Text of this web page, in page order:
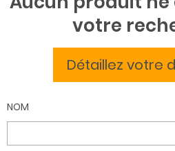
votre
Détaillez votre
NOM